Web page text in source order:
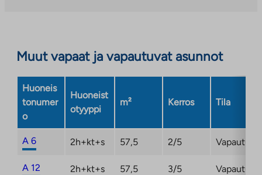
uuteen
Muut vapaat ja vapautuvat asunnot
Huoneis
tonumer
o
Huoneist
otyyppi
m² Kerros Tila
A 6 2h+kt+s 57,5 2/5
A 12 2h+kt+s 57,5 3/5